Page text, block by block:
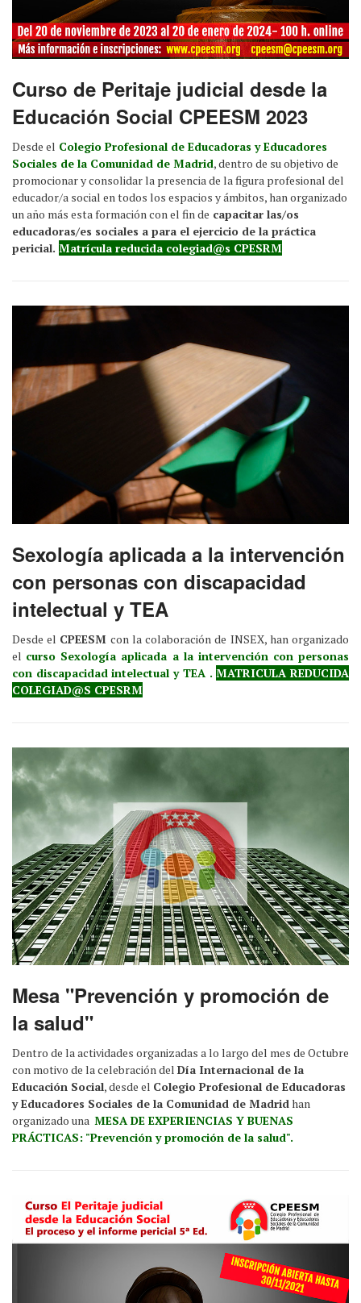
Curso de Peritaje judicial desde la
Educación Social CPEESM 2023
Desde el Colegio Profesional de Educadoras y Educadores
Sociales de la Comunidad de Madrid, dentro de su objetivo de
promocionar y consolidar la presencia de la figura profesional del
educador/a social en todos los espacios y ámbitos, han organizado
un año más esta formación con el fin de capacitar las/os
educadoras/es sociales a para el ejercicio de la práctica
pericial. Matrícula reducida colegiad@s CPESRM
Sexología aplicada a la intervención
con personas con discapacidad
intelectual y TEA
Desde el CPEESM con la colaboración de INSEX, han organizado
el curso Sexología aplicada a la intervención con personas
con discapacidad intelectual y TEA . MATRICULA REDUCIDA
COLEGIAD@S CPESRM
Mesa "Prevención y promoción de
la salud"
Dentro de la actividades organizadas a lo largo del mes de Octubre
con motivo de la celebración del Día Internacional de la
Educación Social, desde el Colegio Profesional de Educadoras
y Educadores Sociales de la Comunidad de Madridhan
organizado una MESA DE EXPERIENCIAS Y BUENAS
PRÁCTICAS: "Prevención y promoción de la salud".